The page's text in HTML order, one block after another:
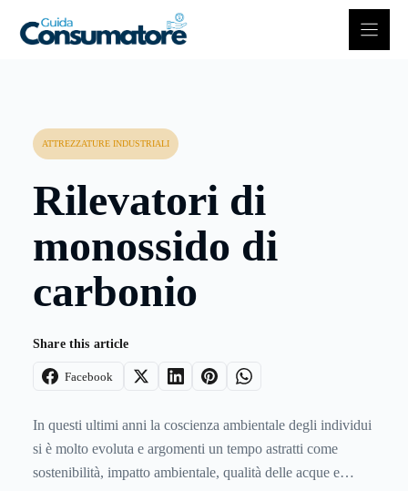
ATTREZZATURE INDUSTRIALI
Rilevatori di
monossido di
carbonio
Share this article
Facebook
In questi ultimi anni la coscienza ambientale degli individui
si è molto evoluta e argomenti un tempo astratti come
sostenibilità, impatto ambientale, qualità delle acque e